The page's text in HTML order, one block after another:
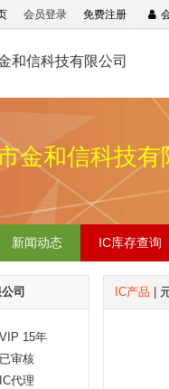
会员登录 免费注册
和信科技有限公司
金和信科技有
新闻动态 IC库存查询
司
15年
审核
代理
IC产品